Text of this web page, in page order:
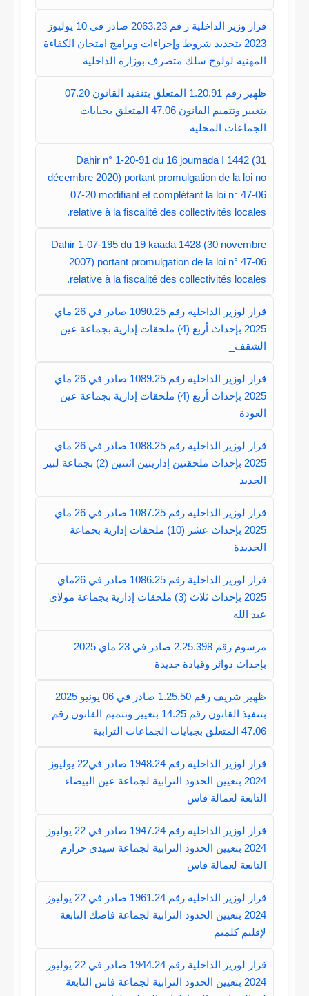
قرار وزير الداخلية ر قم 2063.23 صادر في 10 يوليوز
2023 بتحديد شروط وإجراءات وبرامج امتحان الكفاءة
المهنية لولوج سلك متصرف بوزارة الداخلية
ظهير رقم 1.20.91 المتعلق بتنفيذ القانون 07.20
بتغيير وتتميم القانون 47.06 المتعلق بجبايات
الجماعات المحلية
Dahir n° 1-20-91 du 16 joumada I 1442 (31
décembre 2020) portant promulgation de la loi no
07-20 modifiant et complétant la loi n° 47-06
relative à la fiscalité des collectivités locales.
Dahir 1-07-195 du 19 kaada 1428 (30 novembre
2007) portant promulgation de la loi n° 47-06
relative à la fiscalité des collectivités locales.
قرار لوزير الداخلية رقم 1090.25 صادر في 26 ماي
2025 بإحداث أربع (4) ملحقات إدارية بجماعة عين
الشقف_
قرار لوزير الداخلية رقم 1089.25 صادر في 26 ماي
2025 بإحداث أربع (4) ملحقات إدارية بجماعة عين
العودة
قرار لوزير الداخلية رقم 1088.25 صادر في 26 ماي
2025 بإحداث ملحقتين إداريتين اثنتين (2) بجماعة لبير
الجديد
قرار لوزير الداخلية رقم 1087.25 صادر في 26 ماي
2025 بإحداث عشر (10) ملحقات إدارية بجماعة
الجديدة
قرار لوزير الداخلية رقم 1086.25 صادر في 26ماي
2025 بإحداث ثلاث (3) ملحقات إدارية بجماعة مولاي
عبد الله
مرسوم رقم 2.25.398 صادر في 23 ماي 2025
بإحداث دوائر وقيادة جديدة
ظهير شريف رقم 1.25.50 صادر في 06 يونيو 2025
بتنفيذ القانون رقم 14.25 بتغيير وتتميم القانون رقم
47.06 المتعلق بجبايات الجماعات الترابية
قرار لوزير الداخلية رقم 1948.24 صادر في22 يوليوز
2024 بتعيين الحدود الترابية لجماعة عين البيضاء
التابعة لعمالة فاس
قرار لوزير الداخلية رقم 1947.24 صادر في 22 يوليوز
2024 بتعيين الحدود الترابية لجماعة سيدي حرازم
التابعة لعمالة فاس
قرار لوزير الداخلية رقم 1961.24 صادر في 22 يوليوز
2024 بتعيين الحدود الترابية لجماعة فاصك التابعة
لإقليم كلميم
قرار لوزير الداخلية رقم 1944.24 صادر في 22 يوليوز
2024 بتعيين الحدود الترابية لجماعة فاس التابعة